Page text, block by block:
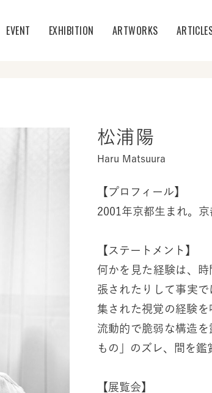
EVENT EXHIBITION ARTWORKS
松浦陽
Haru Matsuura
【プロフィール】
2001年京都生まれ。京
【ステートメント】
何かを見た経験は、
張されたりして事実
集された視覚の経験
流動的で脆弱な構造
もの」のズレ、間を鑑
【展覧会】